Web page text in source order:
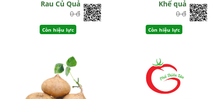
Rau Củ Quả
0 đ
Còn hiệu lực
Khế quả
0 đ
Còn hiệu lực